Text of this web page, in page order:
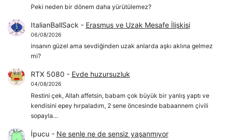
Peki neden bir dönem daha yürütülemez?
ItalianBallSack - Erasmus ve Uzak Mesafe İlişkisi
06/08/2026
insanın güzel ama sevdiğinden uzak anlarda aşkı aklına gelmez
mi?
RTX 5080 - Evde huzursuzluk
04/08/2026
Restini çek, Allah affetsin, babam çok büyük bir yanlış yaptı ve
kendisini epey hırpaladım, 2 sene öncesinde babaannem çivili
sopayla…
İpucu - Ne senle ne de sensiz yaşanmıyor